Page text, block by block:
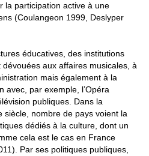
la participation active à une
(Coulangeon 1999, Deslyper
éducatives, des institutions
aux affaires musicales, à
mais également à la
avec, par exemple, l’Opéra
publiques. Dans la
siècle, nombre de pays voient la
dédiés à la culture, dont un
cela est le cas en France
Par ses politiques publiques,